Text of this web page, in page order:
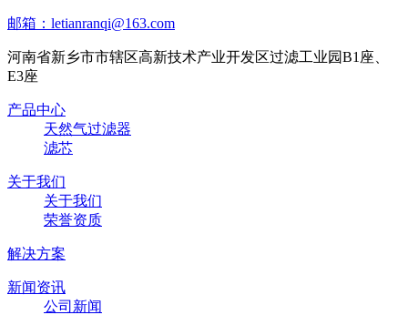
邮箱：letianranqi@163.com
河南省新乡市市辖区高新技术产业开发区过滤工业园B1座、
E3座
产品中心
天然气过滤器
滤芯
关于我们
关于我们
荣誉资质
解决方案
新闻资讯
公司新闻